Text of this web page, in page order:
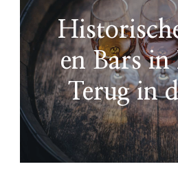
en Bars
Terug in